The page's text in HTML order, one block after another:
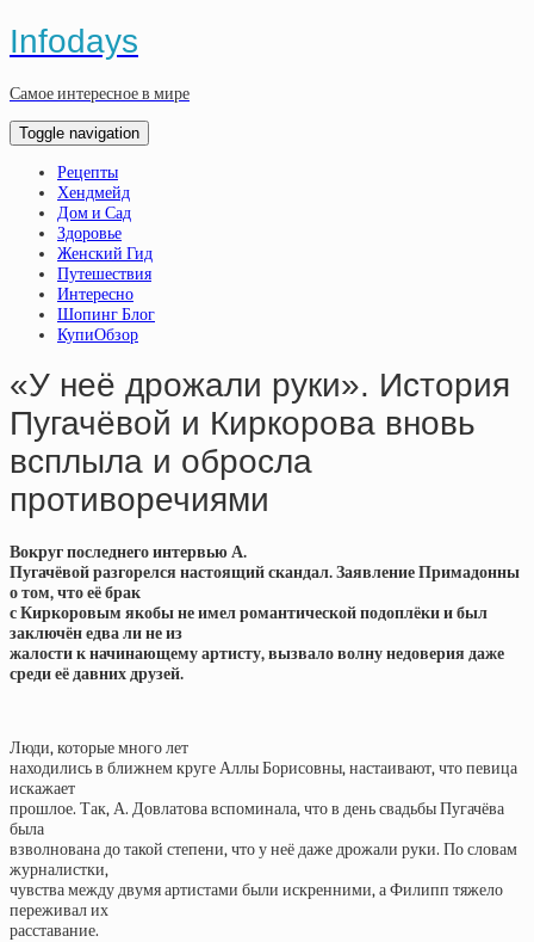
Infodays
Самое интересное в мире
Toggle navigation
Рецепты
Хендмейд
Дом и Сад
Здоровье
Женский Гид
Путешествия
Интересно
Шопинг Блог
КупиОбзор
«У неё дрожали руки». История
Пугачёвой и Киркорова вновь
всплыла и обросла
противоречиями
Вокруг последнего интервью А.
Пугачёвой разгорелся настоящий скандал. Заявление Примадонны
о том, что её брак
с Киркоровым якобы не имел романтической подоплёки и был
заключён едва ли не из
жалости к начинающему артисту, вызвало волну недоверия даже
среди её давних друзей.
Люди, которые много лет
находились в ближнем круге Аллы Борисовны, настаивают, что певица
искажает
прошлое. Так, А. Довлатова вспоминала, что в день свадьбы Пугачёва
была
взволнована до такой степени, что у неё даже дрожали руки. По словам
журналистки,
чувства между двумя артистами были искренними, а Филипп тяжело
переживал их
расставание.